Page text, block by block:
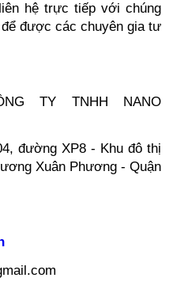
hệ trực tiếp với chúng
được các chuyên gia tư
TY TNHH NANO
đường XP8 - Khu đô thị
Xuân Phương - Quận